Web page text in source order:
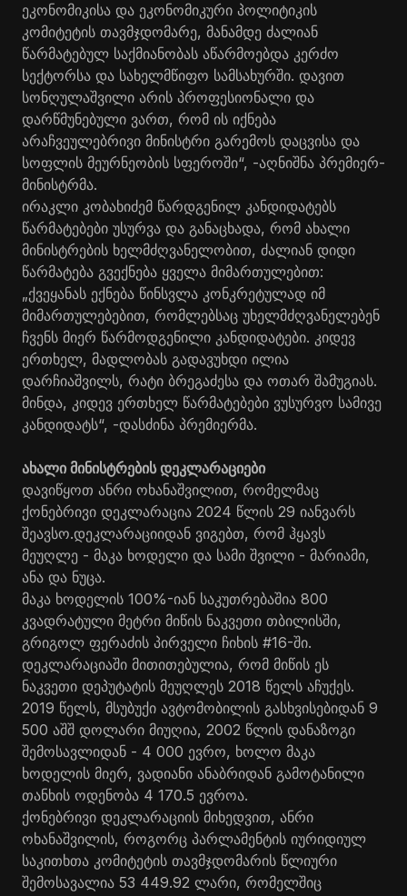
ეკონომიკისა და ეკონომიკური პოლიტიკის
კომიტეტის თავმჯდომარე, მანამდე ძალიან
წარმატებულ საქმიანობას აწარმოებდა კერძო
სექტორსა და სახელმწიფო სამსახურში. დავით
სონღულაშვილი არის პროფესიონალი და
დარწმუნებული ვართ, რომ ის იქნება
არაჩვეულებრივი მინისტრი გარემოს დაცვისა და
სოფლის მეურნეობის სფეროში“, -აღნიშნა პრემიერ-
მინისტრმა.
ირაკლი კობახიძემ წარდგენილ კანდიდატებს
წარმატებები უსურვა და განაცხადა, რომ ახალი
მინისტრების ხელმძღვანელობით, ძალიან დიდი
წარმატება გვექნება ყველა მიმართულებით:
„ქვეყანას ექნება წინსვლა კონკრეტულად იმ
მიმართულებებით, რომლებსაც უხელმძღვანელებენ
ჩვენს მიერ წარმოდგენილი კანდიდატები. კიდევ
ერთხელ, მადლობას გადავუხდი ილია
დარჩიაშვილს, რატი ბრეგაძესა და ოთარ შამუგიას.
მინდა, კიდევ ერთხელ წარმატებები ვუსურვო სამივე
კანდიდატს“, -დასძინა პრემიერმა.
ახალი მინისტრების დეკლარაციები
დავიწყოთ ანრი ოხანაშვილით, რომელმაც
ქონებრივი დეკლარაცია 2024 წლის 29 იანვარს
შეავსო.დეკლარაციიდან ვიგებთ, რომ ჰყავს
მეუღლე - მაკა ხოდელი და სამი შვილი - მარიამი,
ანა და ნუცა.
მაკა ხოდელის 100%-იან საკუთრებაშია 800
კვადრატული მეტრი მიწის ნაკვეთი თბილისში,
გრიგოლ ფერაძის პირველი ჩიხის #16-ში.
დეკლარაციაში მითითებულია, რომ მიწის ეს
ნაკვეთი დეპუტატის მეუღლეს 2018 წელს აჩუქეს.
2019 წელს, მსუბუქი ავტომობილის გასხვისებიდან 9
500 აშშ დოლარი მიუღია, 2002 წლის დანაზოგი
შემოსავლიდან - 4 000 ევრო, ხოლო მაკა
ხოდელის მიერ, ვადიანი ანაბრიდან გამოტანილი
თანხის ოდენობა 4 170.5 ევროა.
ქონებრივი დეკლარაციის მიხედვით, ანრი
ოხანაშვილის, როგორც პარლამენტის იურიდიულ
საკითხთა კომიტეტის თავმჯდომარის წლიური
შემოსავალია 53 449.92 ლარი, რომელშიც